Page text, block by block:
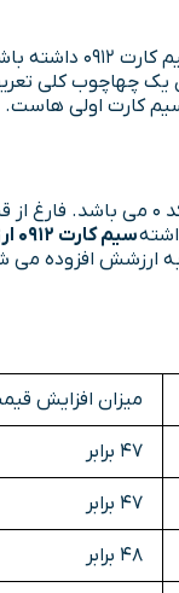
سیم کارت 0912 به اندازه ای با ارزش است که بسیاری از
اول ارزشی ایجاد شده که هر کس به دلایل شخصی یا کاری تمایل به
تمام سیم کارت های 0912 از کد 1 تا کد 9 و کد 0 از لحاظ آنتن دهی و خدمات هیچگونه
سیم کارت 0912 ارزان
میزان افزایش
47 برابر
47 برابر
48 برابر